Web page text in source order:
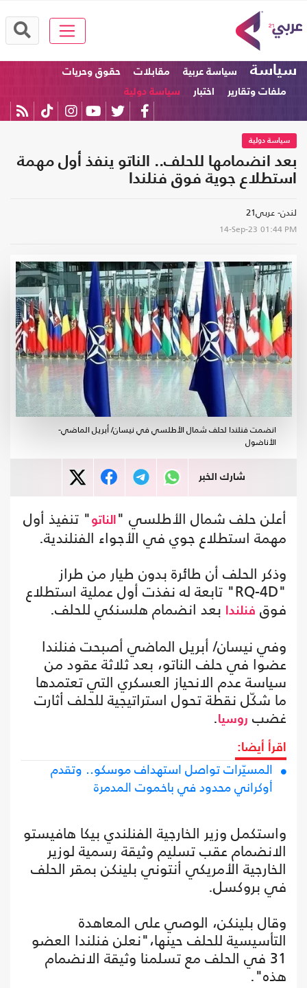
سياسة سياسة عربية مقابلات
حقوق وحريات
ملفات وتقارير
اختبار سياسة دولية
سياسة دولية
بعد انضمامها للحلف.. الناتو ينفذ أول مهمة
استطلاع جوية فوق فنلندا
لندن- عربي21
14-Sep-23 01:44 PM
انضمت فنلندا لحلف شمال الأطلسي في نيسان/ أبريل الماضي-
الأناضول
شارك الخبر
أعلن حلف شمال الأطلسي " الناتو " تنفيذ أول
مهمة استطلاع جوي في الأجواء الفنلندية.
وذكر الحلف أن طائرة بدون طيار من طراز
"RQ-4D" تابعة له نفذت أول عملية استطلاع
فوق فنلندا
بعد انضمام هلسنكي للحلف.
وفي نيسان/ أبريل الماضي أصبحت فنلندا
عضوا في حلف الناتو، بعد ثلاثة عقود من
سياسة عدم الانحياز العسكري التي تعتمدها
ما شكّل نقطة تحول استراتيجية للحلف أثارت
غضب روسيا.
اقرأ أيضا:
المسيّرات تواصل استهداف موسكو.. وتقدم
أوكراني محدود في باخموت المدمرة
واستكمل وزير الخارجية الفنلندي بيكا هافيستو
الانضمام عقب تسليم وثيقة رسمية لوزير
الخارجية الأمريكي أنتوني بلينكن بمقر الحلف
في بروكسل.
وقال بلينكن، الوصي على المعاهدة
التأسيسية للحلف حينها،"نعلن فنلندا العضو
31 في الحلف مع تسلمنا وثيقة الانضمام
هذه".